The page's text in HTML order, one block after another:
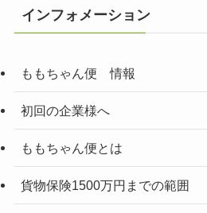
インフォメーション
ももちゃん便 情報
初回の企業様へ
ももちゃん便とは
貨物保険1500万円までの範囲